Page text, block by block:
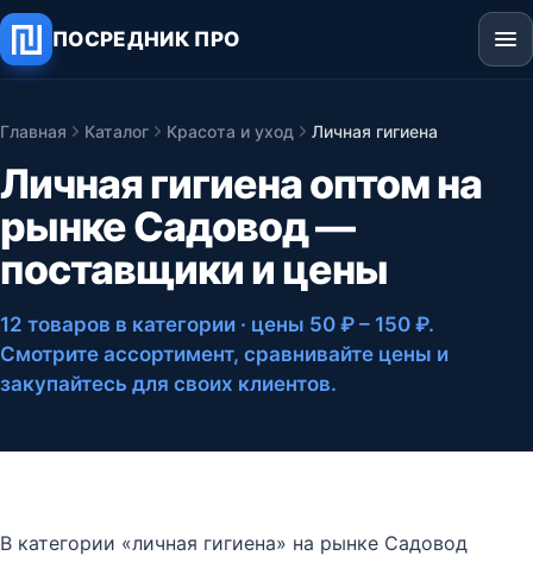
ПОСРЕДНИК ПРО
Главная Каталог Красота и уход Личная гигиена
Личная гигиена оптом на
рынке Садовод —
поставщики и цены
12 товаров в категории · цены 50 ₽ – 150 ₽.
Смотрите ассортимент, сравнивайте цены и
закупайтесь для своих клиентов.
В категории «личная гигиена» на рынке Садовод